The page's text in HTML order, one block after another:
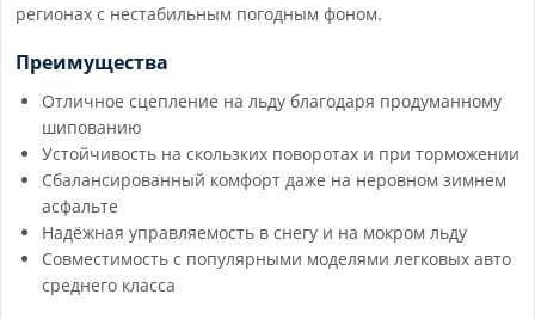
регионах с нестабильным погодным фоном.
Преимущества
Отличное сцепление на льду благодаря продуманному
шипованию
Устойчивость на скользких поворотах и при торможении
Сбалансированный комфорт даже на неровном зимнем
асфальте
Надёжная управляемость в снегу и на мокром льду
Совместимость с популярными моделями легковых авто
среднего класса